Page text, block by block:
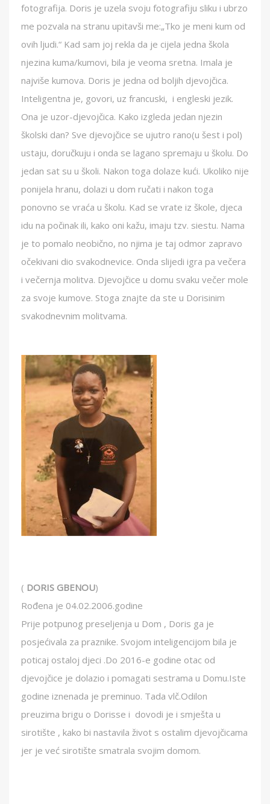
fotografija. Doris je uzela svoju fotografiju sliku i ubrzo
me pozvala na stranu upitavši me:„Tko je meni kum od
ovih ljudi.“ Kad sam joj rekla da je cijela jedna škola
njezina kuma/kumovi, bila je veoma sretna. Imala je
najviše kumova. Doris je jedna od boljih djevojčica.
Inteligentna je, govori, uz francuski, i engleski jezik.
Ona je uzor-djevojčica. Kako izgleda jedan njezin
školski dan? Sve djevojčice se ujutro rano(u šest i pol)
ustaju, doručkuju i onda se lagano spremaju u školu. Do
jedan sat su u školi. Nakon toga dolaze kući. Ukoliko nije
ponijela hranu, dolazi u dom ručati i nakon toga
ponovno se vraća u školu. Kad se vrate iz škole, djeca
idu na počinak ili, kako oni kažu, imaju tzv. siestu. Nama
je to pomalo neobično, no njima je taj odmor zapravo
očekivani dio svakodnevice. Onda slijedi igra pa večera
i večernja molitva. Djevojčice u domu svaku večer mole
za svoje kumove. Stoga znajte da ste u Dorisinim
svakodnevnim molitvama.
( DORIS GBENOU)
Rođena je 04.02.2006.godine
Prije potpunog preseljenja u Dom , Doris ga je
posjećivala za praznike. Svojom inteligencijom bila je
poticaj ostaloj djeci .Do 2016-e godine otac od
djevojčice je dolazio i pomagati sestrama u Domu.Iste
godine iznenada je preminuo. Tada vlč.Odilon
preuzima brigu o Dorisse i dovodi je i smješta u
sirotište , kako bi nastavila život s ostalim djevojčicama
jer je već sirotište smatrala svojim domom.